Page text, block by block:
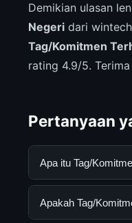
Demikian ulasan
Negeri dari
Tag/Komitmen
rating 4.9/5.
Pertanyaan
Apa itu Tag/
Tag/Komitmen
Apakah Tag/